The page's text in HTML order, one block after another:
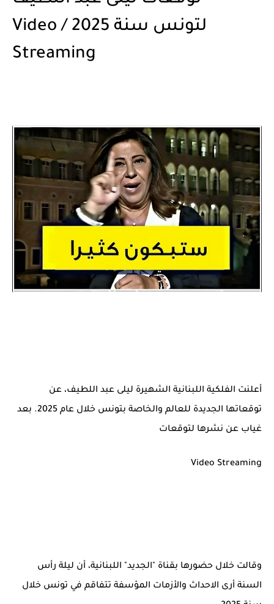
لتونس سنة 2025 / Video
Streaming
أعلنت الفلكية اللبنانية الشهيرة ليلى عبد اللطيف، عن
توقعاتها الجديدة للعالم والخاصة بتونس خلال عام 2025. بعد
غياب عن نشرها لتوقعات
Video Streaming
وقالت خلال حضورها بقناة "الجديد" اللبنانية، أن ليلة رأس
السنة أرى الاحداث والأزمات المؤسفة تتفاقم في تونس خلال